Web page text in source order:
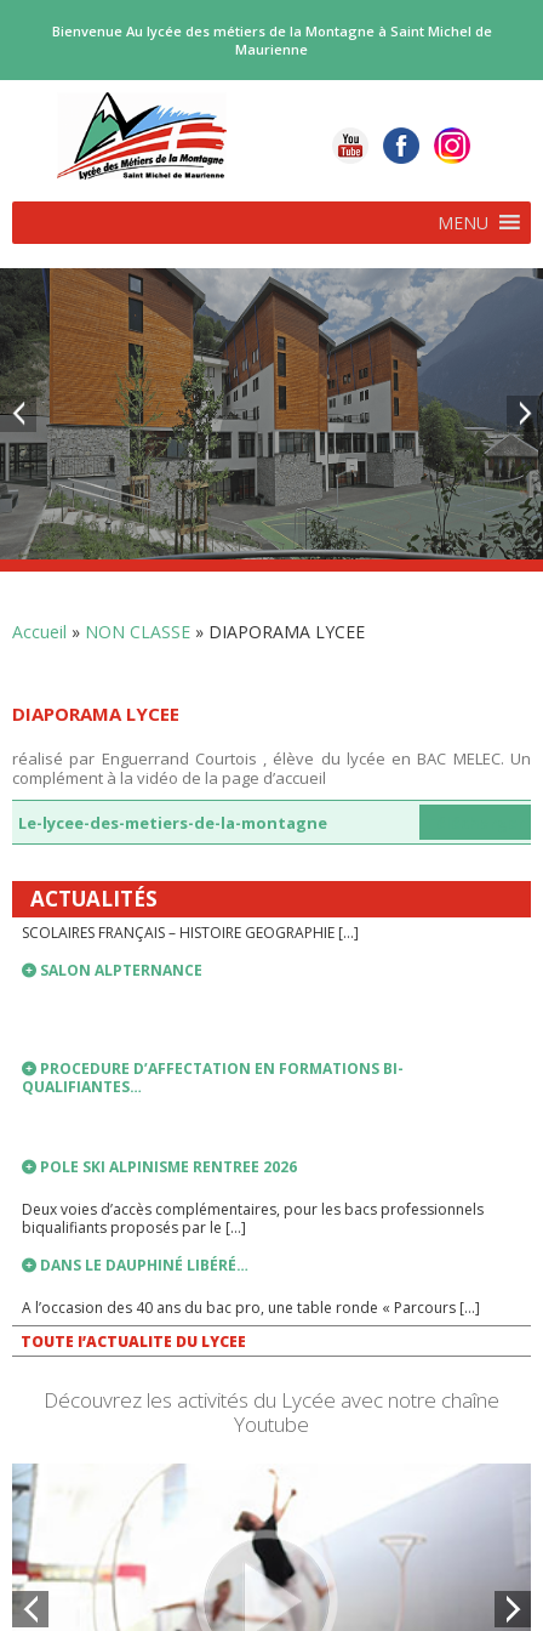
Bienvenue Au lycée des métiers de la Montagne à Saint Michel de
Maurienne
MENU
Accueil » NON CLASSE » DIAPORAMA LYCEE
DIAPORAMA LYCEE
réalisé par Enguerrand Courtois , élève du lycée en BAC MELEC. Un
complément à la vidéo de la page d’accueil
Le-lycee-des-metiers-de-la-montagne
ACTUALITÉS
PROCEDURE D’AFFECTATION EN FORMATIONS BI-
QUALIFIANTES…
POLE SKI ALPINISME RENTREE 2026
Deux voies d’accès complémentaires, pour les bacs professionnels
biqualifiants proposés par le […]
DANS LE DAUPHINÉ LIBÉRÉ…
INSCRIPTIONS ANNEE SCOLAIRE 2026-2027
RENTREE SCOLAIRE 2026-2027
PLANNING DE RENTREE 2026 TROUSSEAU INTERNAT FOURNITURES
SCOLAIRES FRANÇAIS – HISTOIRE GEOGRAPHIE […]
SALON ALPTERNANCE
QUALIFIANTES…
biqualifiants proposés par le […]
DANS LE DAUPHINÉ LIBÉRÉ…
LIEN VERS PRONOTE
INSCRIPTIONS ANNEE SCOLAIRE 2026-2027
RENTREE SCOLAIRE 2026-2027
PLANNING DE RENTREE 2026 TROUSSEAU INTERNAT FOURNITURES
SCOLAIRES FRANÇAIS – HISTOIRE GEOGRAPHIE […]
TOUTE l’ACTUALITE DU LYCEE
Découvrez les activités du Lycée avec notre chaîne
Youtube